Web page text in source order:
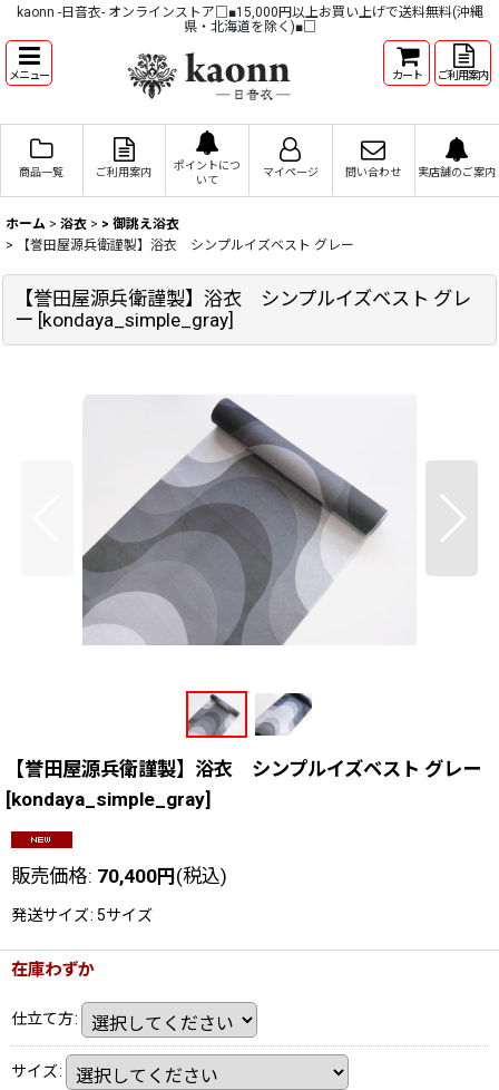
kaonn -日音衣- オンラインストア□■15,000円以上お買い上げで送料無料(沖縄
県・北海道を除く)■□
メニュー カート ご利用案内
商品一覧 ご利用案内
ポイントにつ
いて
マイページ 問い合わせ 実店舗のご案内
ホーム > 浴衣 > > 御誂え浴衣
>
【誉田屋源兵衛謹製】浴衣 シンプルイズベスト グレー
【誉田屋源兵衛謹製】浴衣 シンプルイズベスト グレ
ー [kondaya_simple_gray]
【誉田屋源兵衛謹製】浴衣 シンプルイズベスト グレー
[kondaya_simple_gray]
販売価格: 70,400円(税込)
発送サイズ: 5サイズ
在庫わずか
仕立て方:
サイズ: